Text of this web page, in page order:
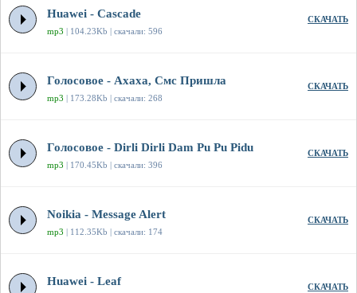
Huawei - Cascade
mp3 | 104.23Kb | скачали: 596
СКАЧАТЬ
Голосовое - Ахаха, Смс Пришла
mp3 | 173.28Kb | скачали: 268
СКАЧАТЬ
Голосовое - Dirli Dirli Dam Pu Pu Pidu
mp3 | 170.45Kb | скачали: 396
СКАЧАТЬ
Noikia - Message Alert
mp3 | 112.35Kb | скачали: 174
СКАЧАТЬ
Huawei - Leaf СКАЧАТЬ